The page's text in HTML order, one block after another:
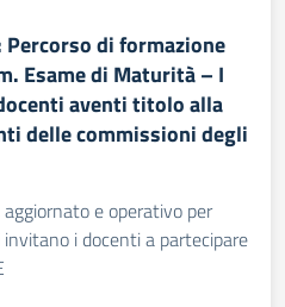
di formazione
Esame di Maturità – I
aventi titolo alla
delle commissioni degli
e operativo per
i docenti a partecipare